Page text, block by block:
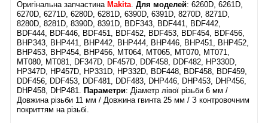
Оригінальна запчастина Makita.Для моделей: 6260D, 6261D,
6270D, 6271D, 6280D, 6281D, 6390D, 6391D, 8270D, 8271D,
8280D, 8281D, 8390D, 8391D, BDF343, BDF441, BDF442,
BDF444, BDF446, BDF451, BDF452, BDF453, BDF454, BDF456,
BHP343, BHP441, BHP442, BHP444, BHP446, BHP451, BHP452,
BHP453, BHP454, BHP456, MT064, MT065, MT070, MT071,
MT080, MT081, DF347D, DF457D, DDF458, DDF482, HP330D,
HP347D, HP457D, HP331D, HP332D, BDF448, BDF458, BDF459,
DDF456, DDF453, DDF481, DDF483, DHP446, DHP453, DHP456,
DHP458, DHP481​. Параметри: Діаметр лівої різьби 6 мм /
Довжина різьби 11 мм / Довжина гвинта 25 мм / З контровочним
покриттям на різьбі.